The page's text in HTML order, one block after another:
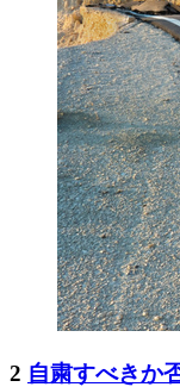
2 自粛すべきか